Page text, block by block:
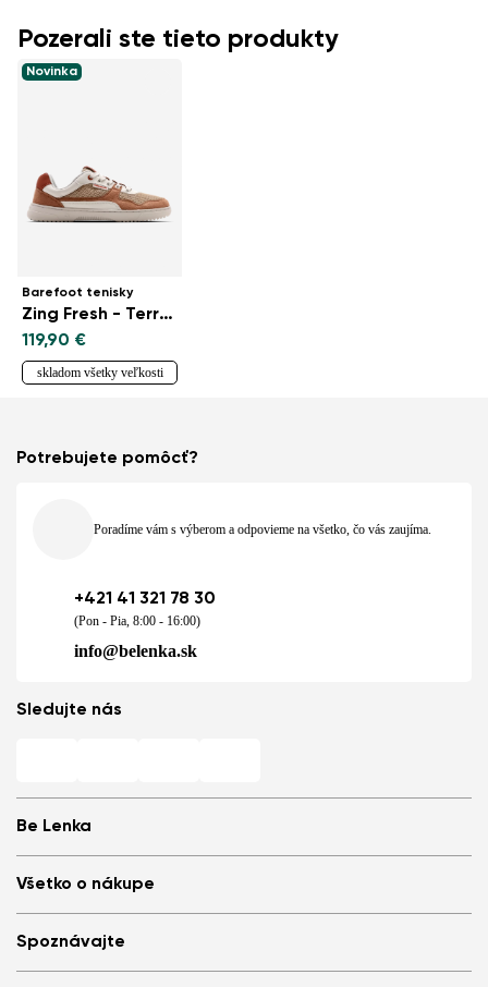
Pozerali ste tieto produkty
Novinka
Barefoot tenisky
Zing Fresh - Terraccota
119,90 €
skladom všetky veľkosti
Be Lenka
Store Locator
O nás
Médiá
Benefičné eventy
Všetko o nákupe
Prihlásenie
Odporuč a získaj zľavu
Spoznávajte
Potrebujete pomôcť?
Poradíme vám s výberom a odpovieme na všetko, čo vás zaujíma.
+421 41 321 78 30
(Pon - Pia, 8:00 - 16:00)
info@belenka.sk
Sledujte nás